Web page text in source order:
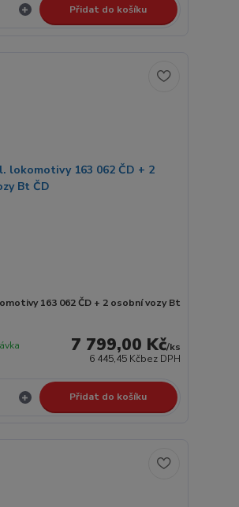
Přidat do košíku
163 062 ČD + 2 osobní vozy Bt
7 799,00 Kč/ks
6 445,45 Kčbez DPH
Přidat do košíku